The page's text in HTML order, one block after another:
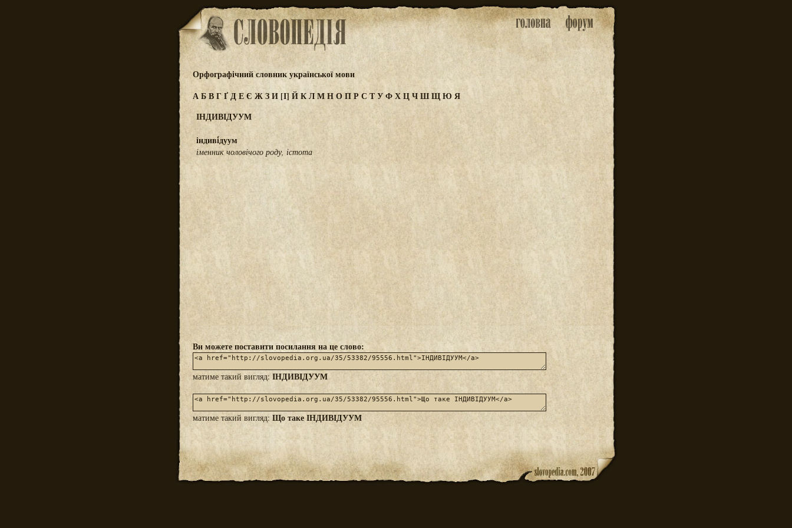
Орфографічний словник української мови
АБВГҐДЕЄ ЖЗИ [І] ЙКЛМНОПРС ТУФХЦЧШЩЮ Я
ІНДИВІДУУМ
індиві́дуум
іменник чоловічого роду, істота
Ви можете поставити посилання на це слово:
матиме такий вигляд: ІНДИВІДУУМ
матиме такий вигляд: Що таке ІНДИВІДУУМ